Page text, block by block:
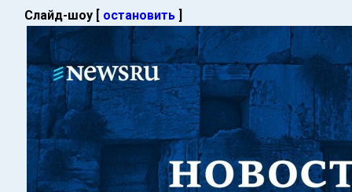
Слайд-шоу [ остановить ]